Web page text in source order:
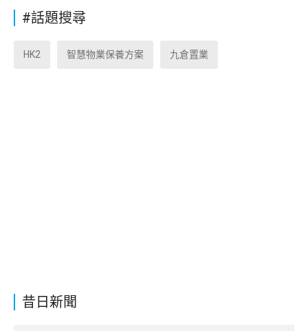
昔日新聞
#話題搜尋
HK2 智慧物業保養方案 九倉置業